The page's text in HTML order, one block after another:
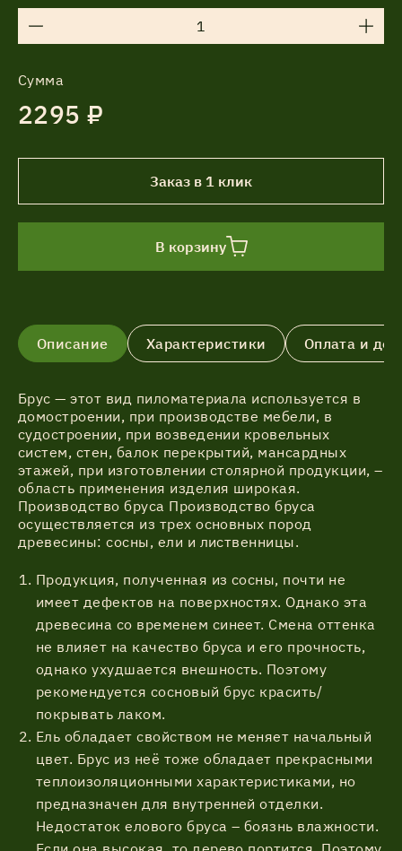
Сумма
2295 ₽
Заказ в 1 клик
В корзину
Описание Характеристики Оплата и
Брус — этот вид пиломатериала используется в
домостроении, при производстве мебели, в
судостроении, при возведении кровельных
систем, стен, балок перекрытий, мансардных
этажей, при изготовлении столярной продукции, –
область применения изделия широкая.
Производство бруса Производство бруса
осуществляется из трех основных пород
древесины: сосны, ели и лиственницы.
Продукция, полученная из сосны, почти не
имеет дефектов на поверхностях. Однако эта
древесина со временем синеет. Смена оттенка
не влияет на качество бруса и его прочность,
однако ухудшается внешность. Поэтому
рекомендуется сосновый брус красить/
покрывать лаком.
Ель обладает свойством не меняет начальный
цвет. Брус из неё тоже обладает прекрасными
теплоизоляционными характеристиками, но
предназначен для внутренней отделки.
Недостаток елового бруса – боязнь влажности.